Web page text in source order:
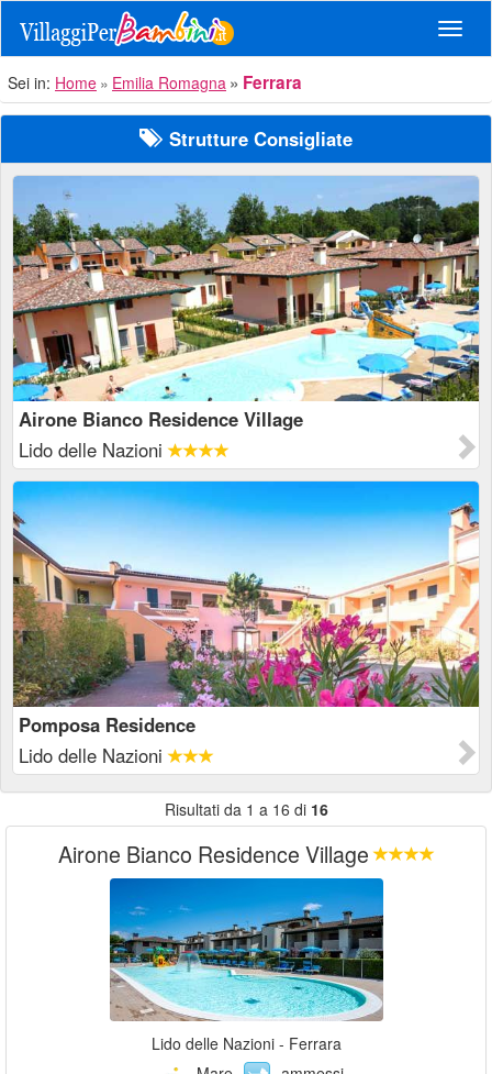
Sei in: Home Emilia Romagna Ferrara
Strutture Consigliate
Airone Bianco Residence Village
Lido delle Nazioni
Pomposa Residence
Lido delle Nazioni
Risultati da 1 a 16 di 16
Airone Bianco Residence Village
Lido delle Nazioni - Ferrara